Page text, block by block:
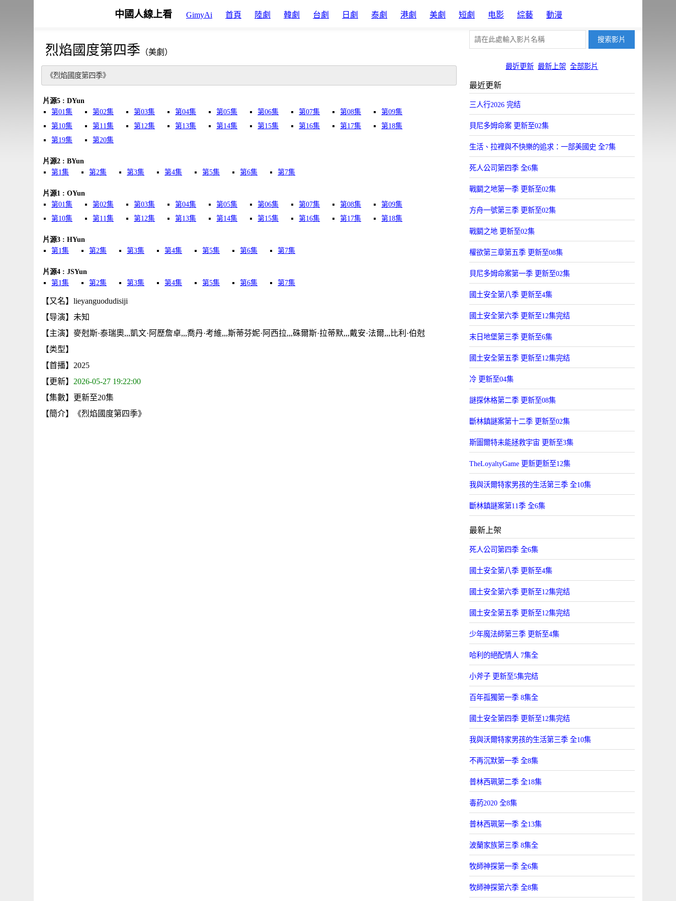
中國人線上看 GimyAi 首頁 陸劇 韓劇 台劇 日劇 泰劇 港劇 美劇 短劇 电影 綜藝 動漫
最近更新 最新上架 全部影片
烈焰國度第四季 （美劇）
《烈焰國度第四季》
片源5 : DYun
第01集
第02集 第03集 第04集 第05集 第06集 第07集 第08集
第09集
第10集
第11集 第12集 第13集 第14集 第15集 第16集 第17集
第18集
第19集
第20集
片源2 : BYun
第1集
第2集 第3集 第4集 第5集 第6集 第7集
片源1 : OYun
第01集
第02集 第03集 第04集 第05集 第06集 第07集 第08集
第09集
第10集
第11集 第12集 第13集 第14集 第15集 第16集 第17集 第18集
片源3 : HYun
第1集
第2集 第3集 第4集 第5集 第6集 第7集
片源4 : JSYun
第1集
第2集 第3集 第4集 第5集 第6集 第7集
【又名】lieyanguodudisiji
【导演】未知
【主演】麥尅斯·泰瑞奧,,,凱文·阿歷詹卓,,,喬丹·考維,,,斯蒂芬妮·阿西拉,,,硃爾斯·拉蒂默,,,戴安·法爾,,,比利·伯尅
【类型】
【首播】2025
【更新】 2026-05-27 19:22:00
【集數】更新至20集
【簡介】《烈焰國度第四季》
最近更新
三人行2026 完结
貝尼多姆命案 更新至02集
生活、拉裡與不快樂的追求：一部美國史 全7集
死人公司第四季 全6集
戰鬭之地第一季 更新至02集
方舟一號第三季 更新至02集
戰鬭之地 更新至02集
權欲第三章第五季 更新至08集
貝尼多姆命案第一季 更新至02集
國土安全第八季 更新至4集
國土安全第六季 更新至12集完结
末日地堡第三季 更新至6集
國土安全第五季 更新至12集完结
冷 更新至04集
謎探休格第二季 更新至08集
斷林鎮謎案第十二季 更新至02集
斯圖爾特未能拯救宇宙 更新至3集
TheLoyaltyGame 更新更新至12集
我與沃爾特家男孩的生活第三季 全10集
斷林鎮謎案第11季 全6集
最新上架
死人公司第四季 全6集
國土安全第八季 更新至4集
國土安全第六季 更新至12集完结
國土安全第五季 更新至12集完结
少年魔法師第三季 更新至4集
哈利的絕配情人 7集全
小斧子 更新至5集完结
百年孤獨第一季 8集全
國土安全第四季 更新至12集完结
我與沃爾特家男孩的生活第三季 全10集
不再沉默第一季 全8集
普林西珮第二季 全18集
毒葯2020 全8集
普林西珮第一季 全13集
波蘭家族第三季 8集全
牧師神探第一季 全6集
牧師神探第六季 全8集